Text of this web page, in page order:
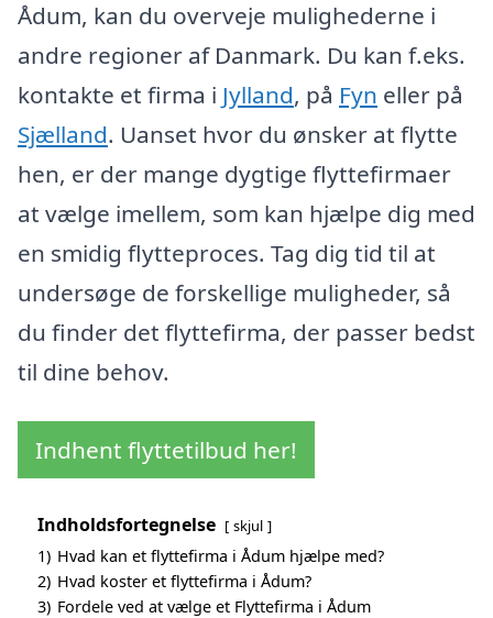
Ådum, kan du overveje mulighederne i
andre regioner af Danmark. Du kan f.eks.
kontakte et firma i Jylland, på Fyn eller på
Sjælland. Uanset hvor du ønsker at flytte
hen, er der mange dygtige flyttefirmaer
at vælge imellem, som kan hjælpe dig med
en smidig flytteproces. Tag dig tid til at
undersøge de forskellige muligheder, så
du finder det flyttefirma, der passer bedst
til dine behov.
Indhent flyttetilbud her!
Indholdsfortegnelse skjul
1) Hvad kan et flyttefirma i Ådum hjælpe med?
2) Hvad koster et flyttefirma i Ådum?
3) Fordele ved at vælge et Flyttefirma i Ådum